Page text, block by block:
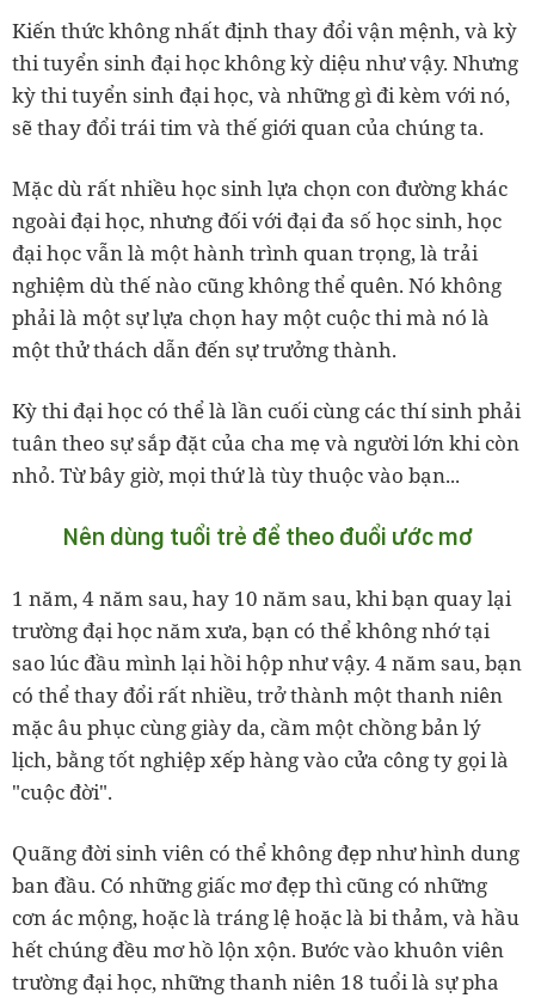
Kiến thức không nhất định thay đổi vận mệnh, và kỳ
thi tuyển sinh đại học không kỳ diệu như vậy. Nhưng
kỳ thi tuyển sinh đại học, và những gì đi kèm với nó,
sẽ thay đổi trái tim và thế giới quan của chúng ta.
Mặc dù rất nhiều học sinh lựa chọn con đường khác
ngoài đại học, nhưng đối với đại đa số học sinh, học
đại học vẫn là một hành trình quan trọng, là trải
nghiệm dù thế nào cũng không thể quên. Nó không
phải là một sự lựa chọn hay một cuộc thi mà nó là
một thử thách dẫn đến sự trưởng thành.
Kỳ thi đại học có thể là lần cuối cùng các thí sinh phải
tuân theo sự sắp đặt của cha mẹ và người lớn khi còn
nhỏ. Từ bây giờ, mọi thứ là tùy thuộc vào bạn...
Nên dùng tuổi trẻ để theo đuổi ước mơ
1 năm, 4 năm sau, hay 10 năm sau, khi bạn quay lại
trường đại học năm xưa, bạn có thể không nhớ tại
sao lúc đầu mình lại hồi hộp như vậy. 4 năm sau, bạn
có thể thay đổi rất nhiều, trở thành một thanh niên
mặc âu phục cùng giày da, cầm một chồng bản lý
lịch, bằng tốt nghiệp xếp hàng vào cửa công ty gọi là
"cuộc đời".
Quãng đời sinh viên có thể không đẹp như hình dung
ban đầu. Có những giấc mơ đẹp thì cũng có những
cơn ác mộng, hoặc là tráng lệ hoặc là bi thảm, và hầu
hết chúng đều mơ hồ lộn xộn. Bước vào khuôn viên
trường đại học, những thanh niên 18 tuổi là sự pha